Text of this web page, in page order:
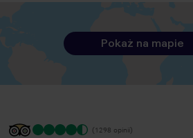
Pokaż na mapie
(1298 opinii)